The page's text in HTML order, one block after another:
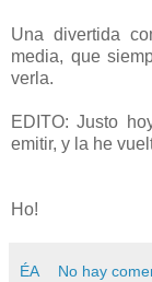
Una divertida
media, que
verla.
EDITO: Justo
emitir, y la he
Ho!
ÉA No hay